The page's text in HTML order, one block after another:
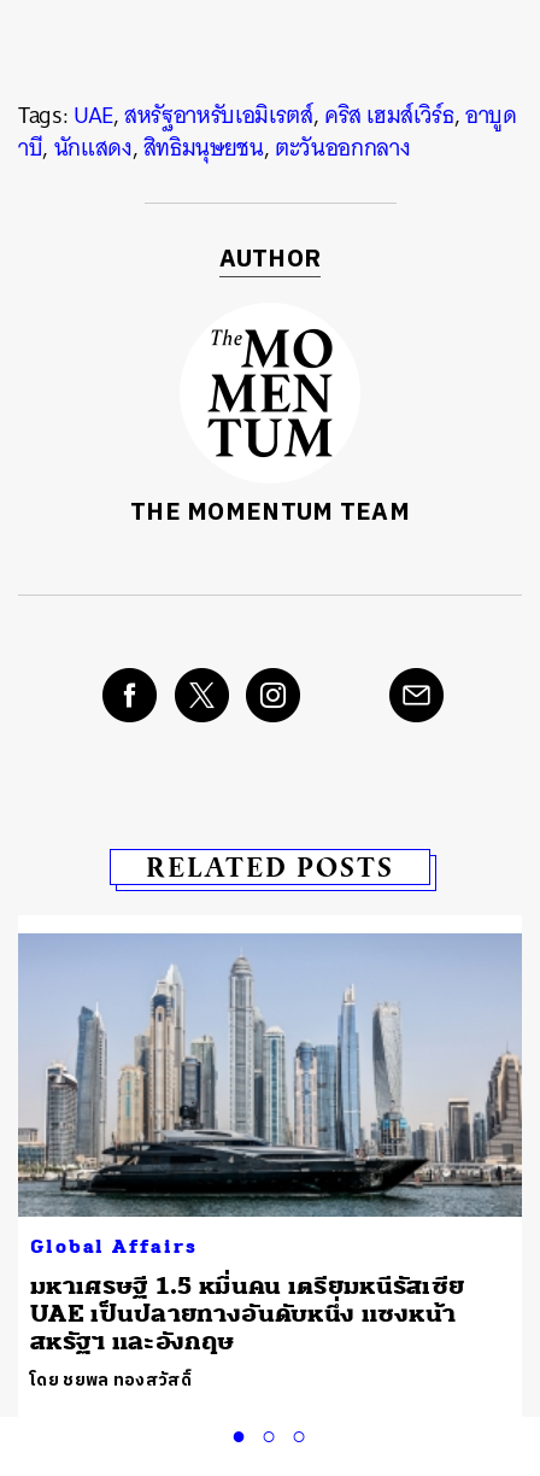
Tags:UAE,สหรัฐอาหรับเอมิเรตส์,คริส เฮมส์เวิร์ธ,อาบูด
าบี,นักแสดง,สิทธิมนุษยชน,ตะวันออกกลาง
AUTHOR
THE MOMENTUM TEAM
RELATED POSTS
Global Affairs
มหาเศรษฐี 1.5 หมื่นคน เตรียมหนีรัสเซีย
UAE เป็นปลายทางอันดับหนึ่ง แซงหน้า
สหรัฐฯ และอังกฤษ
โดย ชยพล ทองสวัสดิ์